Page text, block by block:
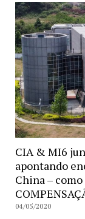
CIA & MI6
apontando
China –
04/05/2020